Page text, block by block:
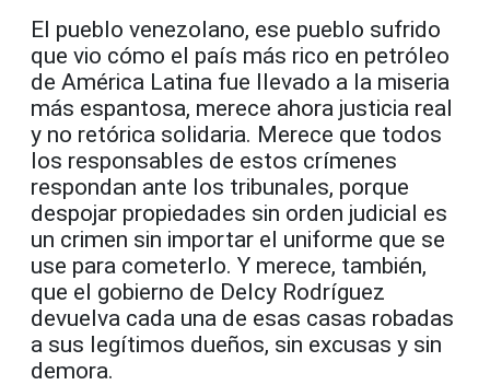
El pueblo venezolano, ese pueblo sufrido
que vio cómo el país más rico en petróleo
de América Latina fue llevado a la miseria
más espantosa, merece ahora justicia real
y no retórica solidaria. Merece que todos
los responsables de estos crímenes
respondan ante los tribunales, porque
despojar propiedades sin orden judicial es
un crimen sin importar el uniforme que se
use para cometerlo. Y merece, también,
que el gobierno de Delcy Rodríguez
devuelva cada una de esas casas robadas
a sus legítimos dueños, sin excusas y sin
demora.